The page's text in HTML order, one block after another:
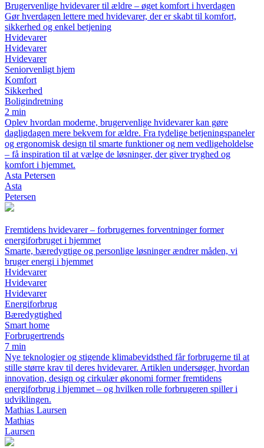
Brugervenlige hvidevarer til ældre – øget komfort i hverdagen
Gør hverdagen lettere med hvidevarer, der er skabt til komfort,
sikkerhed og enkel betjening
Hvidevarer
Hvidevarer
Hvidevarer
Seniorvenligt hjem
Komfort
Sikkerhed
Boligindretning
2 min
Oplev hvordan moderne, brugervenlige hvidevarer kan gøre
dagligdagen mere bekvem for ældre. Fra tydelige betjeningspaneler
og ergonomisk design til smarte funktioner og nem vedligeholdelse
– få inspiration til at vælge de løsninger, der giver tryghed og
komfort i hjemmet.
Asta Petersen
Asta
Petersen
Fremtidens hvidevarer – forbrugernes forventninger former
energiforbruget i hjemmet
Smarte, bæredygtige og personlige løsninger ændrer måden, vi
bruger energi i hjemmet
Hvidevarer
Hvidevarer
Hvidevarer
Energiforbrug
Bæredygtighed
Smart home
Forbrugertrends
7 min
Nye teknologier og stigende klimabevidsthed får forbrugerne til at
stille større krav til deres hvidevarer. Artiklen undersøger, hvordan
innovation, design og cirkulær økonomi former fremtidens
energiforbrug i hjemmet – og hvilken rolle forbrugeren spiller i
udviklingen.
Mathias Laursen
Mathias
Laursen